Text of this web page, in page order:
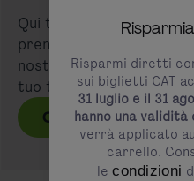
Qui trovi, in sintesi,
prenotare direttamente
nostri sportelli di
tuo trasferimento
Confronta le offerte
Risparmi diretti
sui biglietti CAT
31 luglio e il 31
hanno una validità
verrà applicato
carrello.
lecondizioni